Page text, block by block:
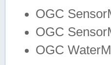
OGC
OGC
OGC